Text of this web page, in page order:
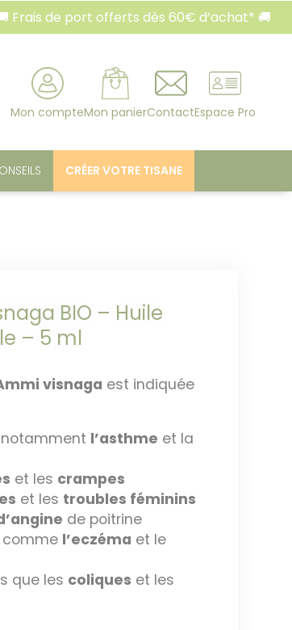
de port offerts dès 60€ d’achat* 🚚
Mon compteMon panierContactEspace Pro
CRÉER VOTRE TISANE
BIO – Huile
– 5 ml
visnaga est indiquée
notamment l’asthme et la
et les crampes
et les troubles féminins
de poitrine
comme l’eczéma et le
que les coliques et les